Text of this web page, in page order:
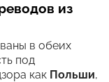
из
в обеих
под
как Польши,